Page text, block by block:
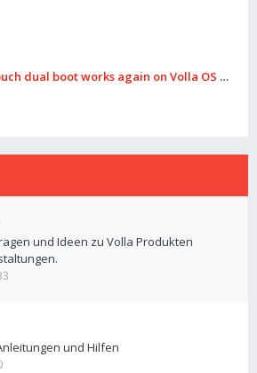
dual boot works again on Volla OS 16
und Ideen zu Volla Produkten
und Hilfen